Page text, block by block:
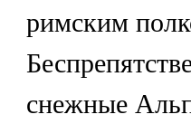
римским
снежные